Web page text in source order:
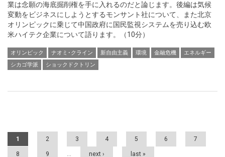
業は念願の海底掘削権を手に入れるのだと論じます。後編は気候
変動をビジネスにしようとするモンサント社について、また北京
オリンピックに乗じて中国政府に国民監視システムを売り込む欧
米ハイテク企業について語ります。（10分）
オリンピック ナオミ･クライン 新自由主義 環境 金融危機
エネルギー
シカゴ学派
ショックドクトリン
Pages
1 2 3 4 5 6 7
8 9 … next › last »